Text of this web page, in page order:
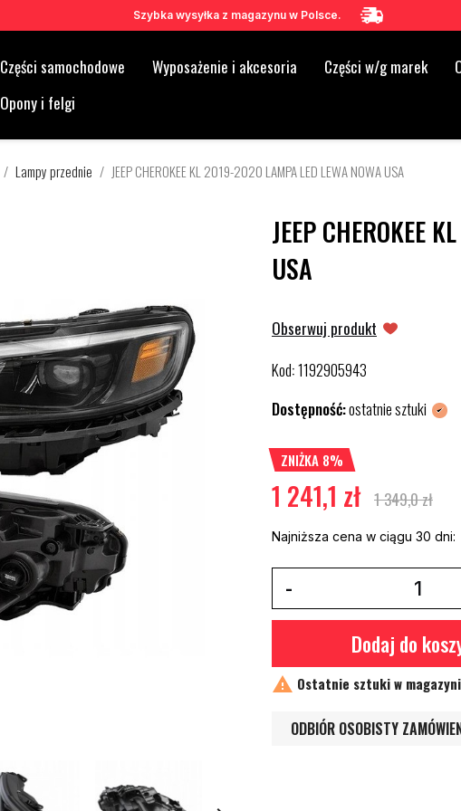
Szybka wysyłka z magazynu w Polsce.
Części samochodowe Wyposażenie i akcesoria Części w/g marek
Opony i felgi
Lampy przednie JEEP CHEROKEE KL 2019-2020 LAMPA LED LEWA NOWA USA
JEEP CHEROKEE
USA
Obserwuj produkt
Kod:1192905943
Dostępność:ostatnie sztuki
ZNIŻKA 8%
1 241,1 zł 1 349,0 zł
Najniższa cena w ciągu 30 dni:
Dodaj do
 Ostatnie sztuki w
ODBIÓR OSOBISTY